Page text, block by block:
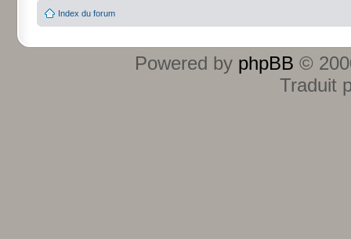
Index du forum
Powered by phpBB ©
Traduit